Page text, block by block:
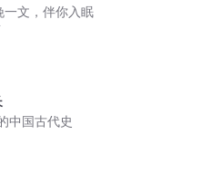
文，伴你入眠
中国古代史